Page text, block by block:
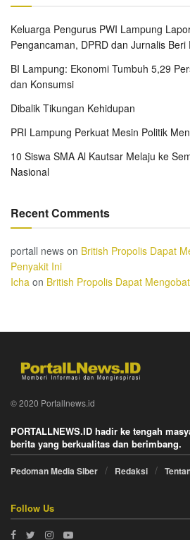
Keluarga Pengurus PWI Lampung
Pengancaman, DPRD dan Jurnalis Beri
BI Lampung: Ekonomi Tumbuh 5,29
dan Konsumsi
Dibalik Tikungan Kehidupan
PRI Lampung Perkuat Mesin Politik
10 Siswa SMA Al Kautsar Melaju ke
Nasional
Recent Comments
portall news on British Propolis Dapat
Penyakit Ini
Icha on British Propolis Dapat
© 2020 Portallnews.id
PORTALLNEWS.ID hadir ke tengah
berita yang berkualitas dan berimbang.
Pedoman Media Siber Redaksi
Follow Us